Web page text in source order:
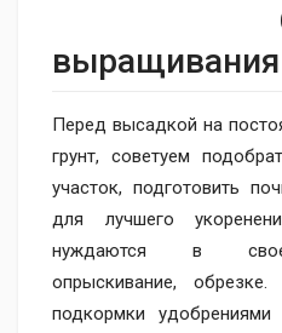
выращивания
Перед высадкой на
грунт, советуем
участок, подготовить
для лучшего
нуждаются в
опрыскивание,
подкормки